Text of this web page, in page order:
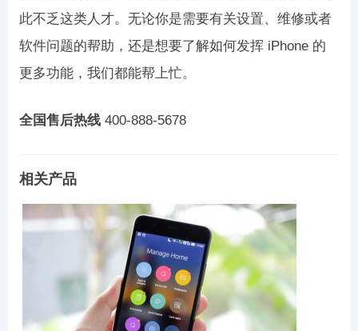
此不乏这类人才。无论你是需要有关设置、维修或者
软件问题的帮助，还是想要了解如何发挥 iPhone 的
更多功能，我们都能帮上忙。
全国售后热线400-888-5678
相关产品